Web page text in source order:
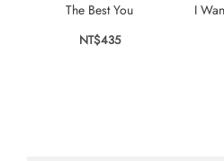
The Best You
NT$435
I